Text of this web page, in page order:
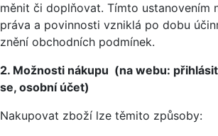
měnit či doplňovat. Tímto ustanovením
práva a povinnosti vzniklá po dobu
znění obchodních podmínek.
2. Možnosti nákupu (na webu:
se, osobní účet)
Nakupovat zboží lze těmito způsoby: